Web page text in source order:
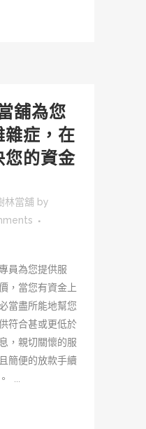
舖為您
雜症，在
您的資金
林當舖 by
員為您提供服
，當您有資金上
當盡所能地幫您
符合甚或更低於
，親切關懷的服
簡便的放款手續
...